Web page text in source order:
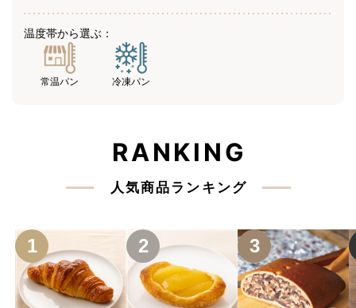
温度帯から選ぶ：
常温パン 冷凍パン
RANKING
人気商品ランキング
1 2 3